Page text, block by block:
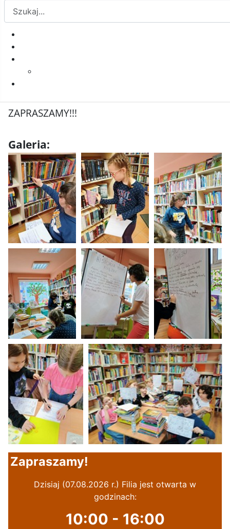
zagadkę- i tym razem poszło im świetnie.
Kolejne spotkanie 16.05.2024, godz.16.00.
Hasło spotkania to "Szkoła Magicznych
Zwierząt".
ZAPRASZAMY!!!
Galeria:
Zapraszamy!
Dzisiaj (07.08.2026 r.) Filia jest otwarta w
godzinach:
10:00 - 16:00